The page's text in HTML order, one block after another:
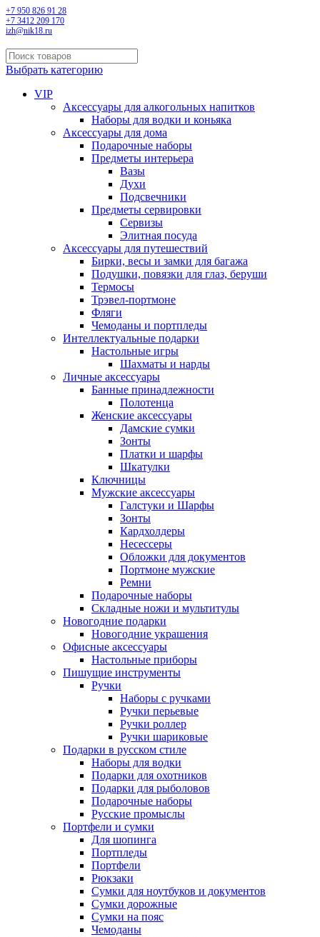
+7 950 826 91 28
+7 3412 209 170
izh@nik18.ru
Выбрать категорию
VIP
Аксессуары для алкогольных напитков
Наборы для водки и коньяка
Аксессуары для дома
Подарочные наборы
Предметы интерьера
Вазы
Духи
Подсвечники
Предметы сервировки
Сервизы
Элитная посуда
Аксессуары для путешествий
Бирки, весы и замки для багажа
Подушки, повязки для глаз, беруши
Термосы
Трэвел-портмоне
Фляги
Чемоданы и портпледы
Интеллектуальные подарки
Настольные игры
Шахматы и нарды
Личные аксессуары
Банные принадлежности
Полотенца
Женские аксессуары
Дамские сумки
Зонты
Платки и шарфы
Шкатулки
Ключницы
Мужские аксессуары
Галстуки и Шарфы
Зонты
Кардхолдеры
Несессеры
Обложки для документов
Портмоне мужские
Ремни
Подарочные наборы
Складные ножи и мультитулы
Новогодние подарки
Новогодние украшения
Офисные аксессуары
Настольные приборы
Пишущие инструменты
Ручки
Наборы с ручками
Ручки перьевые
Ручки роллер
Ручки шариковые
Подарки в русском стиле
Наборы для водки
Подарки для охотников
Подарки для рыболовов
Подарочные наборы
Русские промыслы
Портфели и сумки
Для шопинга
Портпледы
Портфели
Рюкзаки
Сумки для ноутбуков и документов
Сумки дорожные
Сумки на пояс
Чемоданы